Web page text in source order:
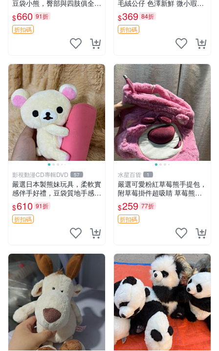
豆袋小熊，臀部與四肢俱全，
坐高11公分，附原盒與吊牌
收藏。藍鼻子小熊，值得擁有
玩具 憶熊
$660 91折
折扣碼
毛絨公仔 色澤新鮮 微小瑕疵
可收藏 中古 安撫熊 條紋公仔
$369 84折
折扣碼
影視動漫CD專輯DVD 57
嚴選日本製熊妹玩具，柔軟實
感伴手好禮，豆袋質地手感
佳，抱枕小熊 recom 推薦 白
色豆袋 玩具
$610 91折
折扣碼
水星百貨 1
嚴選可愛粉紅草莓熊手提包，
附草莓掛件超吸睛 草莓熊手
提包 草莓掛件 可愛portunes
e
$259 77折
折扣碼